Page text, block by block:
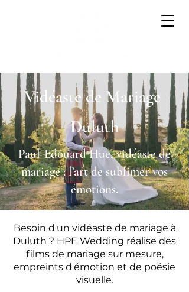
Vidéaste de Mariage
Duluth
Paul-Edouard Hue, vidéaste de
mariage : l’art de sublimer vos
émotions.
Besoin d'un vidéaste de mariage à
Duluth ? HPE Wedding réalise des
films de mariage sur mesure,
empreints d'émotion et de poésie
visuelle.